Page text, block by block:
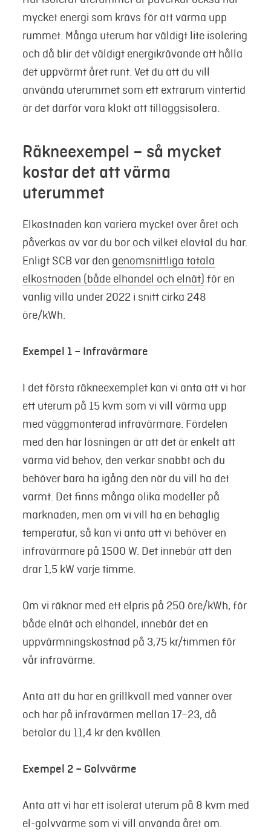
mycket energi som krävs för att värma upp
rummet. Många uterum har väldigt lite isolering
och då blir det väldigt energikrävande att hålla
det uppvärmt året runt. Vet du att du vill
använda uterummet som ett extrarum vintertid
är det därför vara klokt att tilläggsisolera.
Räkneexempel – så mycket
kostar det att värma
uterummet
Elkostnaden kan variera mycket över året och
påverkas av var du bor och vilket elavtal du har.
Enligt SCB var den genomsnittliga totala
elkostnaden (både elhandel och elnät) för en
vanlig villa under 2022 i snitt cirka 248
öre/kWh.
Exempel 1 – Infravärmare
I det första räkneexemplet kan vi anta att vi har
ett uterum på 15 kvm som vi vill värma upp
med väggmonterad infravärmare. Fördelen
med den här lösningen är att det är enkelt att
värma vid behov, den verkar snabbt och du
behöver bara ha igång den när du vill ha det
varmt. Det finns många olika modeller på
marknaden, men om vi vill ha en behaglig
temperatur, så kan vi anta att vi behöver en
infravärmare på 1500 W. Det innebär att den
drar 1,5 kW varje timme.
Om vi räknar med ett elpris på 250 öre/kWh, för
både elnät och elhandel, innebär det en
uppvärmningskostnad på 3,75 kr/timmen för
vår infravärme.
Anta att du har en grillkväll med vänner över
och har på infravärmen mellan 17–23, då
betalar du 11,4 kr den kvällen.
Exempel 2 – Golvvärme
Anta att vi har ett isolerat uterum på 8 kvm med
el-golvvärme som vi vill använda året om.